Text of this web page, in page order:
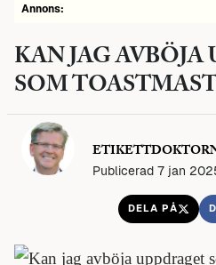
Annons:
KAN JAG
SOM
Publicerad 7 jan
DELA PÅ